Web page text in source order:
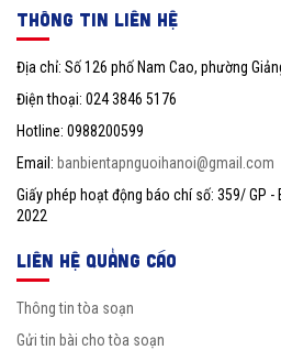
THÔNG TIN LIÊN HỆ
Địa chỉ: Số 126 phố Nam Cao, phường
Điện thoại: 024 3846 5176
Hotline: 0988200599
Email: banbientapnguoihanoi@gmail.com
Giấy phép hoạt động báo chí số: 359/ GP -
2022
LIÊN HỆ QUẢNG CÁO
Thông tin tòa soạn
Gửi tin bài cho tòa soạn